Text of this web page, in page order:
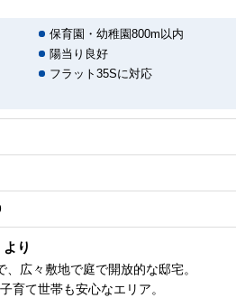
保育園・幼稚園800m以内
陽当り良好
フラット35Sに対応
より
、広々敷地で庭で開放的な邸宅。
育て世帯も安心なエリア。